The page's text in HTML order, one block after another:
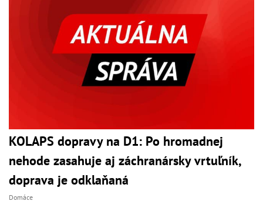
KOLAPS dopravy na D1: Po hromadnej
nehode zasahuje aj záchranársky vrtuľník,
doprava je odklaňaná
Domáce